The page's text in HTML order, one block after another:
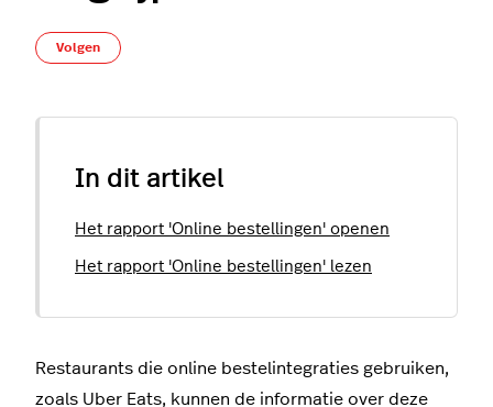
Volgen
In dit artikel
Het rapport 'Online bestellingen' openen
Het rapport 'Online bestellingen' lezen
Restaurants die online bestelintegraties gebruiken,
zoals Uber Eats, kunnen de informatie over deze